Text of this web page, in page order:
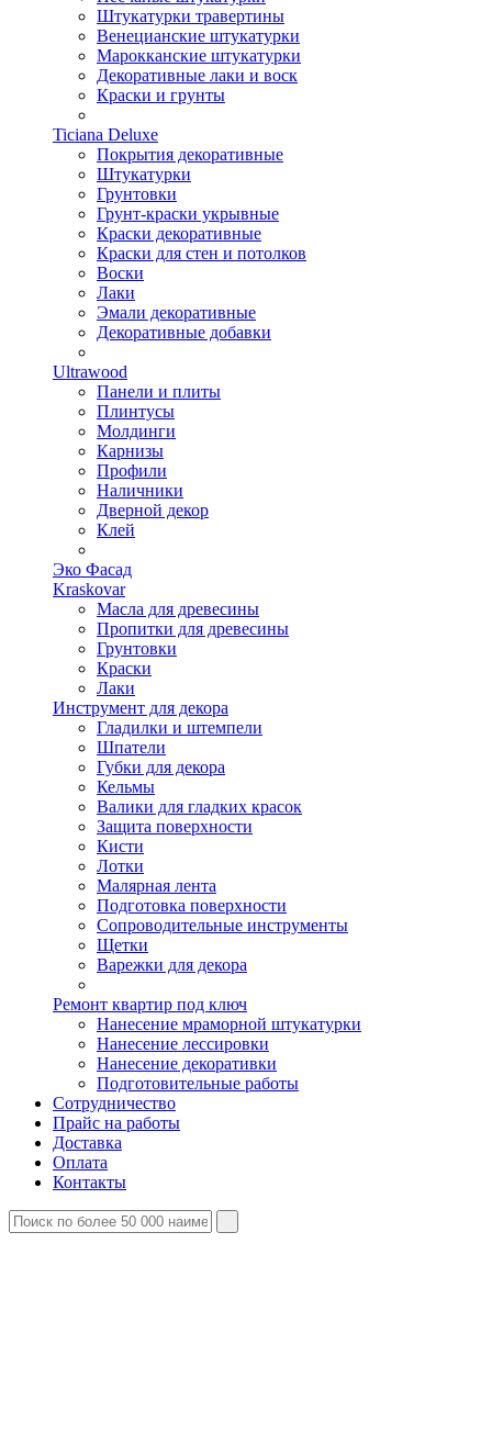
Штукатурки травертины
Венецианские штукатурки
Марокканские штукатурки
Декоративные лаки и воск
Краски и грунты
Ticiana Deluxe
Покрытия декоративные
Штукатурки
Грунтовки
Грунт-краски укрывные
Краски декоративные
Краски для стен и потолков
Воски
Лаки
Эмали декоративные
Декоративные добавки
Ultrawood
Панели и плиты
Плинтусы
Молдинги
Карнизы
Профили
Наличники
Дверной декор
Клей
Эко Фасад
Kraskovar
Масла для древесины
Пропитки для древесины
Грунтовки
Краски
Лаки
Инструмент для декора
Гладилки и штемпели
Шпатели
Губки для декора
Кельмы
Валики для гладких красок
Защита поверхности
Кисти
Лотки
Малярная лента
Подготовка поверхности
Сопроводительные инструменты
Щетки
Варежки для декора
Ремонт квартир под ключ
Нанесение мраморной штукатурки
Нанесение лессировки
Нанесение декоративки
Подготовительные работы
Сотрудничество
Прайс на работы
Доставка
Оплата
Контакты